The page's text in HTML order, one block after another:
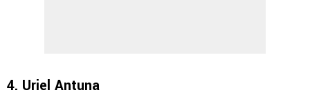
4. Uriel Antuna